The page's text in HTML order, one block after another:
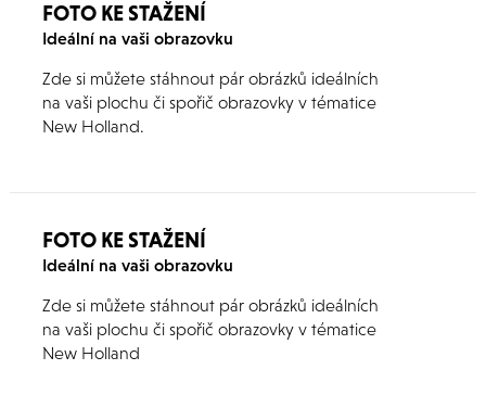
FOTO KE STAŽENÍ
Ideální na vaši obrazovku
Zde si můžete stáhnout pár obrázků ideálních
na vaši plochu či spořič obrazovky v tématice
New Holland.
FOTO KE STAŽENÍ
Ideální na vaši obrazovku
Zde si můžete stáhnout pár obrázků ideálních
na vaši plochu či spořič obrazovky v tématice
New Holland